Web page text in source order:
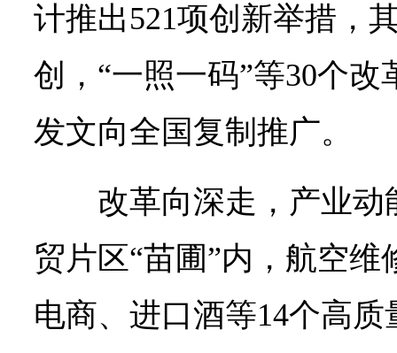
计推出521项创新举措，
创，“一照一码”等30个
发文向全国复制推广。
改革向深走，产业
贸片区“苗圃”内，航空
电商、进口酒等14个高